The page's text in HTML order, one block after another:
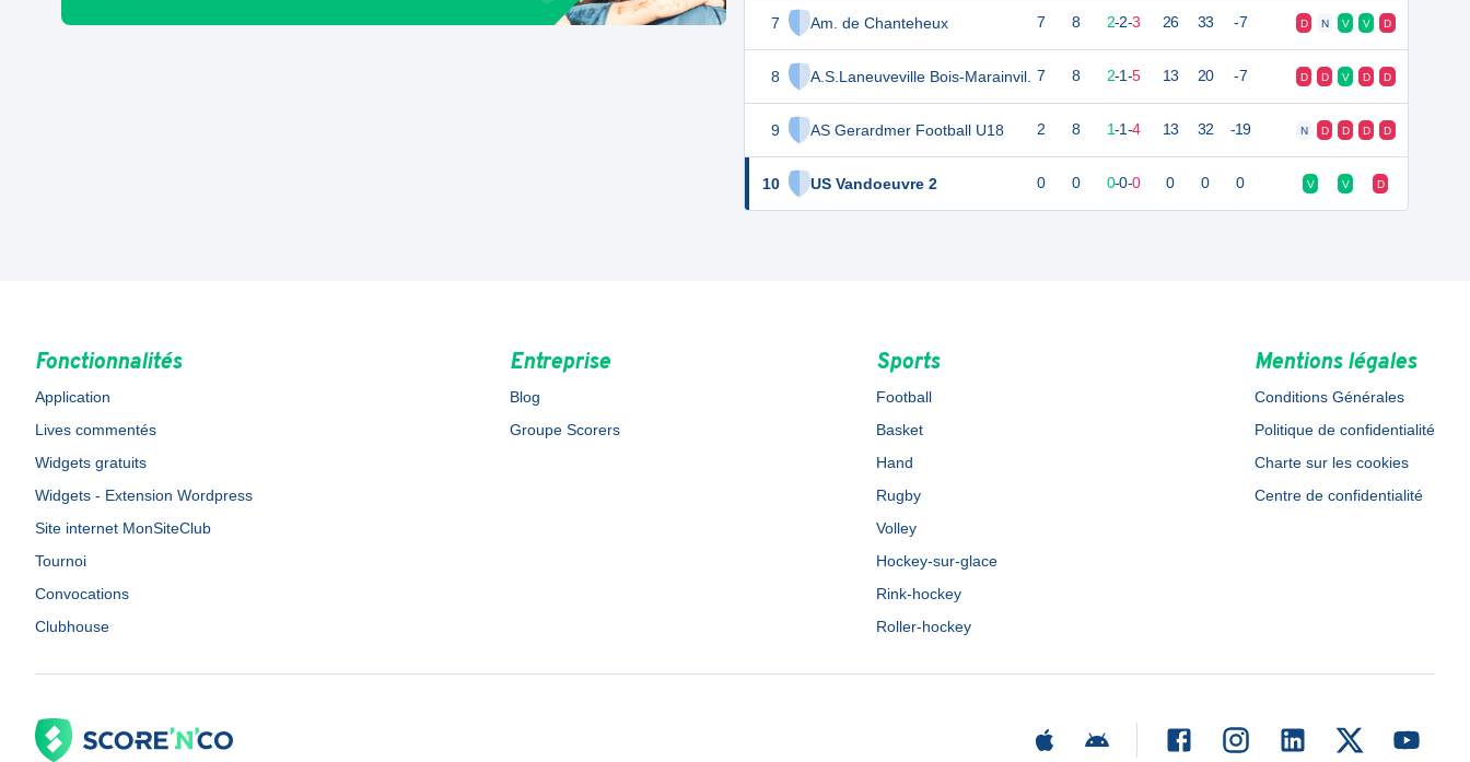
7 Am. de Chanteheux
8 A.S.Laneuveville Bois-Marainvil.
9 AS Gerardmer Football U18
10 US Vandoeuvre 2
7 8 2-2-3 26 33 -7 D N V V D
7 8 2-1-5 13 20 -7 D D V D D
2 8 1-1-4 13 32 -19 N D D D D
0 0 0-0-0 0 0 0 V V D
Fonctionnalités
Application
Lives commentés
Widgets gratuits
Widgets - Extension Wordpress
Site internet MonSiteClub
Tournoi
Convocations
Clubhouse
Entreprise
Blog
Groupe Scorers
Sports
Football
Basket
Hand
Rugby
Volley
Hockey-sur-glace
Rink-hockey
Roller-hockey
Mentions légales
Conditions Générales
Politique de confidentialité
Charte sur les cookies
Centre de confidentialité